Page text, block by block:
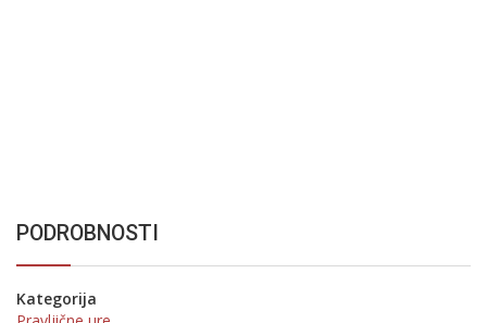
PODROBNOSTI
Kategorija